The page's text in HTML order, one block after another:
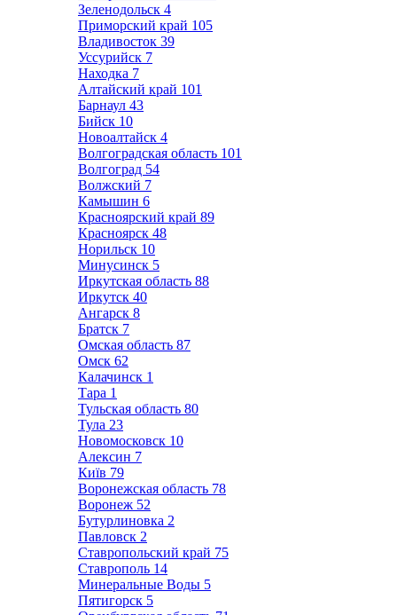
Зеленодольск 4
Приморский край 105
Владивосток 39
Уссурийск 7
Находка 7
Алтайский край 101
Барнаул 43
Бийск 10
Новоалтайск 4
Волгоградская область 101
Волгоград 54
Волжский 7
Камышин 6
Красноярский край 89
Красноярск 48
Норильск 10
Минусинск 5
Иркутская область 88
Иркутск 40
Ангарск 8
Братск 7
Омская область 87
Омск 62
Калачинск 1
Тара 1
Тульская область 80
Тула 23
Новомосковск 10
Алексин 7
Київ 79
Воронежская область 78
Воронеж 52
Бутурлиновка 2
Павловск 2
Ставропольский край 75
Ставрополь 14
Минеральные Воды 5
Пятигорск 5